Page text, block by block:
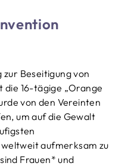
Beseitigung von
16-tägige „Orange
von den Vereinten
um auf die Gewalt
aufmerksam zu
Frauen* und